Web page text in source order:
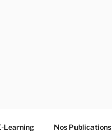
Learning Nos Publications